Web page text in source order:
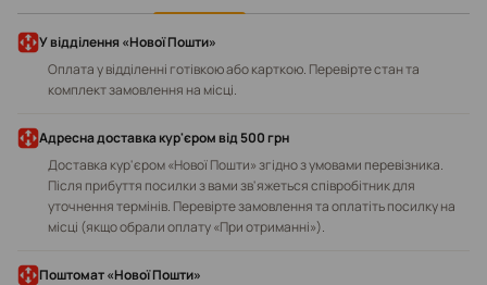
У відділення «Нової Пошти»
Оплата у відділенні готівкою або карткою. Перевірте стан та
комплект замовлення на місці.
Адресна доставка кур'єром від 500 грн
Доставка кур'єром «Нової Пошти» згідно з умовами перевізника.
Після прибуття посилки з вами зв'яжеться співробітник для
уточнення термінів. Перевірте замовлення та оплатіть посилку на
місці (якщо обрали оплату «При отриманні»).
Поштомат «Нової Пошти»